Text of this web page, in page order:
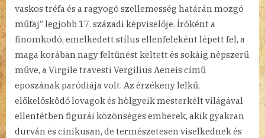
vaskos tréfa és a ragyogó szellemesség határán mozgó
műfaj” legjobb 17. századi képviselője. Íróként a
finomkodó, emelkedett stílus ellenfeleként lépett fel, a
maga korában nagy feltűnést keltett és sokáig népszerű
műve, a Virgile travesti Vergilius Aeneis című
eposzának paródiája volt. Az érzékeny lelkű,
előkelősködő lovagok és hölgyeik mesterkélt világával
ellentétben figurái közönséges emberek, akik gyakran
durván és cinikusan, de természetesen viselkednek és